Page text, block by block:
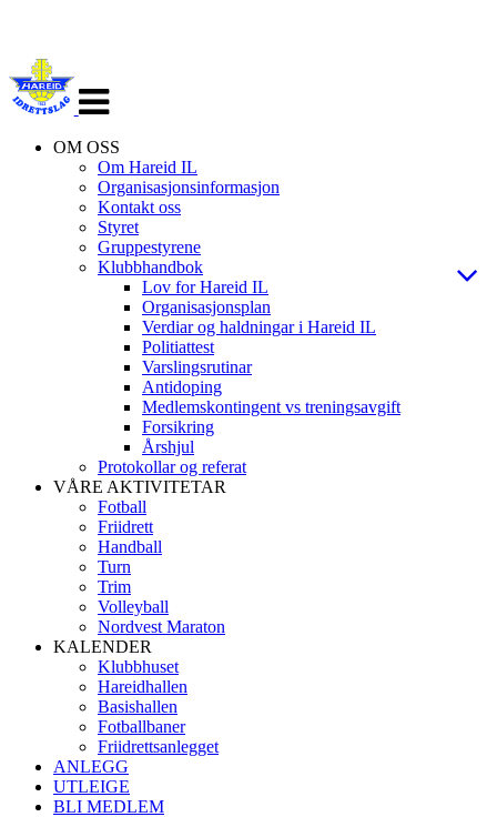
navigasjon
OM OSS
Om Hareid IL
Organisasjonsinformasjon
Kontakt oss
Styret
Gruppestyrene
Klubbhandbok
Lov for Hareid IL
Organisasjonsplan
Verdiar og haldningar i Hareid IL
Politiattest
Varslingsrutinar
Antidoping
Medlemskontingent vs treningsavgift
Forsikring
Årshjul
Protokollar og referat
VÅRE AKTIVITETAR
Fotball
Friidrett
Handball
Turn
Trim
Volleyball
Nordvest Maraton
KALENDER
Klubbhuset
Hareidhallen
Basishallen
Fotballbaner
Friidrettsanlegget
ANLEGG
UTLEIGE
BLI MEDLEM